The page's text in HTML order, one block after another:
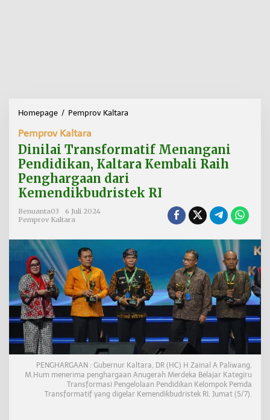
Homepage / Pemprov Kaltara
i
l
a
T
r
f
o
r
m
a
t
i
f
e
a
n
g
a
Pemprov Kaltara
Dinilai Transformatif Menangani
Pendidikan, Kaltara Kembali Raih
Penghargaan dari
Kemendikbudristek RI
Benuanta03
6 Juli 2024
Pemprov Kaltara
PENGHARGAAN : Gubernur Kaltara, DR (HC) H Zainal A Paliwang,
M.Hum menerima penghargaan Anugerah Merdeka Belajar Kategiru
Transformasi Pengelolaan Pendidikan Kelompok Pemda
Transformatif yang digelar Kemendikbudristek RI, Jumat (5/7).